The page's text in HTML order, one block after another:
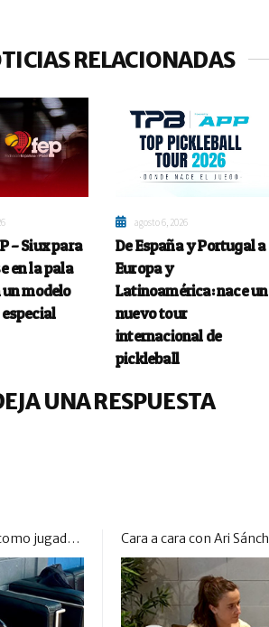
RELACIONADAS
– Siux para
en la pala
modelo
agosto 6, 2026
De España y Portugal a
Europa y
Latinoamérica: nace un
nuevo tour
internacional de
pickleball
UNA RESPUESTA
Marina Pinacho: incorporación a HEAD como jugadora 100% de la marca